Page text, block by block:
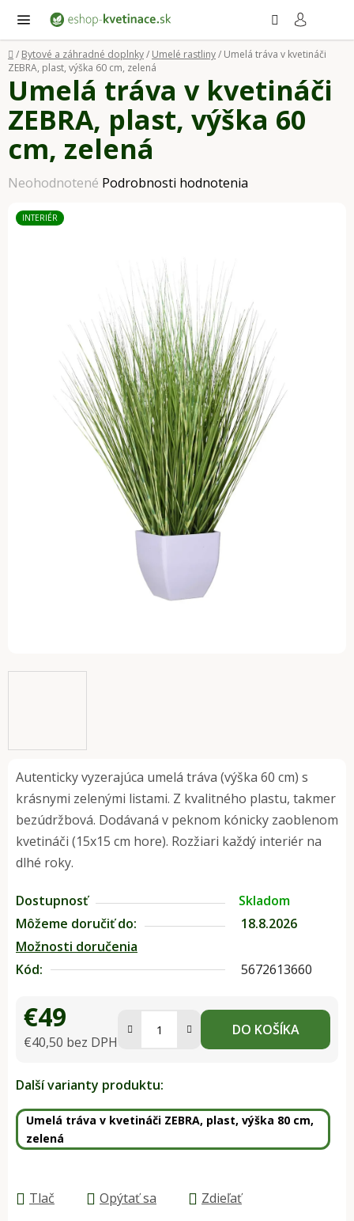
obsah
Domov
/ Bytové a záhradné doplnky/ Umelé rastliny/ Umelá tráva v kvetináči
ZEBRA, plast, výška 60 cm, zelená
Autenticky vyzerajúca umelá tráva (výška 60 cm) s
krásnymi zelenými listami. Z kvalitného plastu, takmer
bezúdržbová. Dodávaná v peknom kónicky zaoblenom
kvetináči (15x15 cm hore). Rozžiari každý interiér na
dlhé roky.
Dostupnosť
Skladom
Môžeme doručiť do:
18.8.2026
Možnosti doručenia
Kód:
5672613660
€49
€40,50 bez DPH
DO KOŠÍKA
Další varianty produktu:
Umelá tráva v kvetináči ZEBRA, plast, výška 80 cm,
zelená
Tlač Opýtať sa Zdieľať
Umelá tráva v kvetináči
ZEBRA, plast, výška 60
cm, zelená
Priemerné
produktu
Neohodnotené Podrobnosti hodnotenia
INTERIÉR